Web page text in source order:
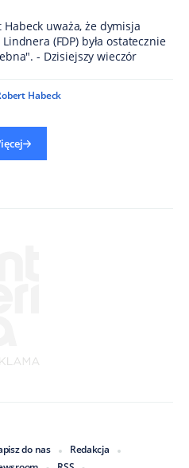
uważa, że dymisja
(FDP) była ostatecznie
- Dzisiejszy wieczór
Habeck
do nas
Redakcja